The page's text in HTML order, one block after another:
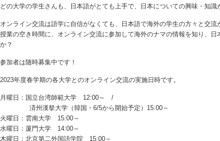
どの大学の学生さんも、日本語がとても上手で、日本についての興味・知
オンライン交流は語学に自信がなくても、日本語で海外の学生の方々と交流
授業の空き時間に、オンライン交流に参加して海外のナマの情報を知り、
か？
参加者は随時募集中です！
2023年度春学期の各大学とのオンライン交流の実施日時です。
月曜日：国立台湾師範大学 12:00～ /
済州漢拏大学（韓国・6/5から開始予定）15:00～
火曜日：雲南大学 15:00～
水曜日：厦門大学 14:00～
木曜日：北京第二外国語学院 15:00～